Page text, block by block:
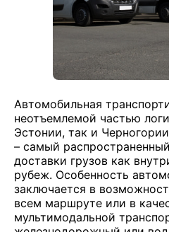
Автомобильная
неотъемлемой частью
Эстонии, так и
– самый
доставки грузов как
рубеж. Особенность
заключается в
всем маршруте или в
мультимодальной